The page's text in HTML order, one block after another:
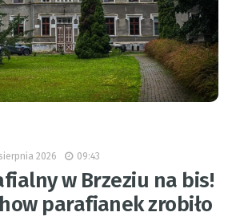
2026 09:43
w Brzeziu na bis!
parafianek zrobiło